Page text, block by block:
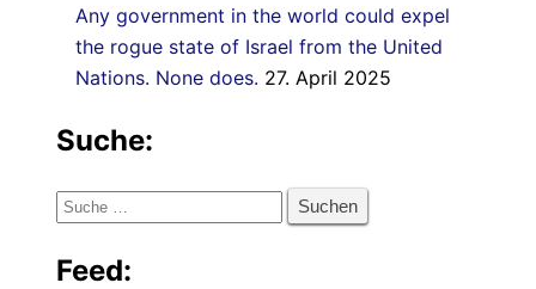
Any government in the world could expel
the rogue state of Israel from the United
Nations. None does. 27. April 2025
Suche:
Suche
Feed: